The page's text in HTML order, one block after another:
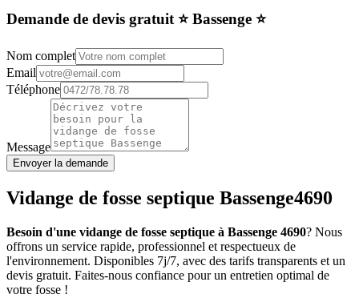
Demande de devis gratuit ⭐️ Bassenge ⭐️
Nom complet
Email
Téléphone
Message
Envoyer la demande
Vidange de fosse septique Bassenge4690
Besoin d'une vidange de fosse septique à Bassenge 4690? Nous
offrons un service rapide, professionnel et respectueux de
l'environnement. Disponibles 7j/7, avec des tarifs transparents et un
devis gratuit. Faites-nous confiance pour un entretien optimal de
votre fosse !